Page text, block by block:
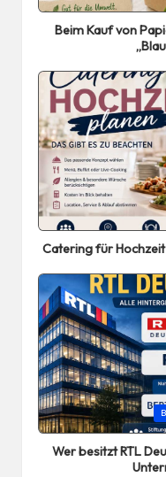
in
Beim Kauf von
Posted
in
Catering für
Posted
in
Wer besitzt RTL